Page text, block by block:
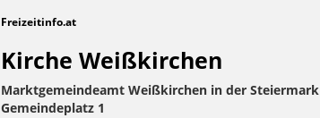
Freizeitinfo.at
Kirche Weißkirchen
Marktgemeindeamt Weißkirchen in der Steiermark
Gemeindeplatz 1